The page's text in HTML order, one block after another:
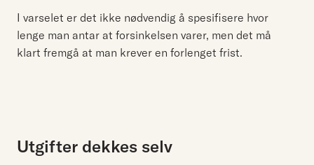
I varselet er det ikke nødvendig å spesifisere hvor
lenge man antar at forsinkelsen varer, men det må
klart fremgå at man krever en forlenget frist.
Utgifter dekkes selv